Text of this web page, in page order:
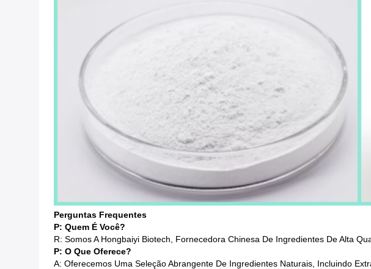
Perguntas Frequentes
P: Quem É Você?
R: Somos A Hongbaiyi Biotech, Fornecedora Chinesa De Ingredientes De Alta
P: O Que Oferece?
A: Oferecemos Uma Seleção Abrangente De Ingredientes Naturais, Incluindo